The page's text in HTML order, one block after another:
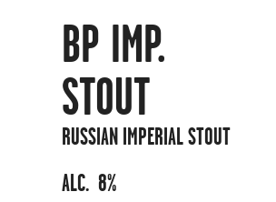
BP IMP.
STOUT
RUSSIAN IMPERIAL STOUT
ALC. 8%